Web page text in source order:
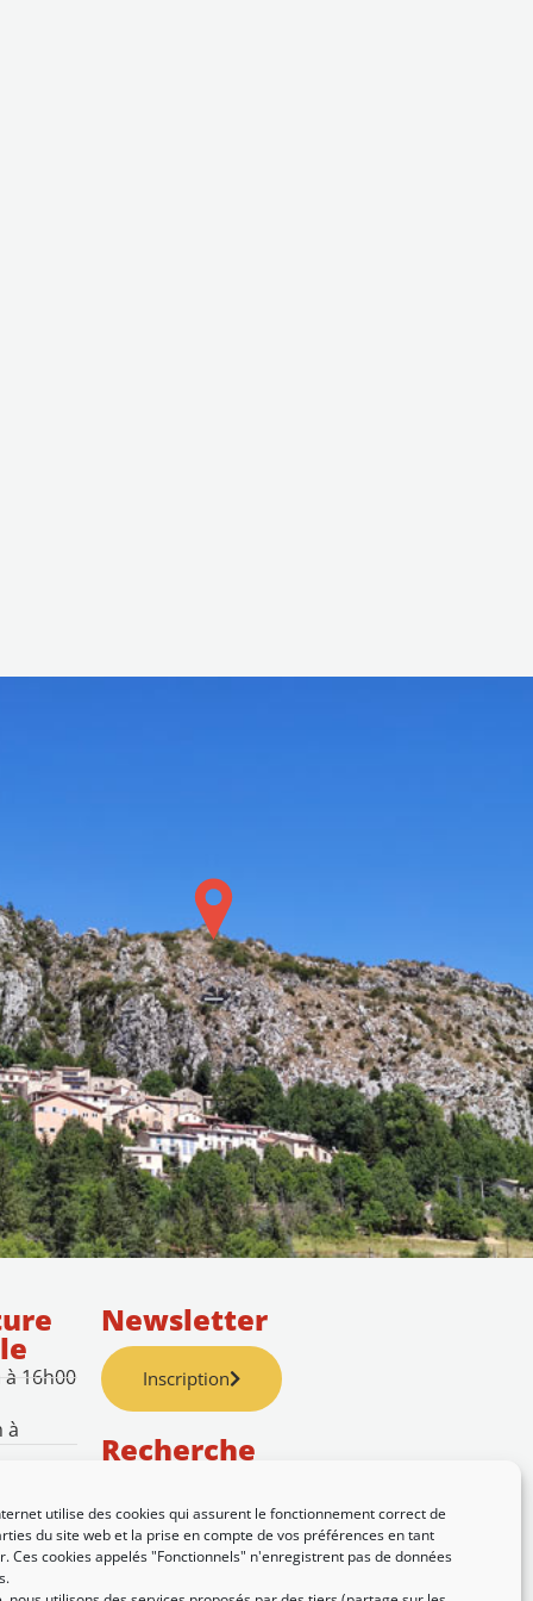
utilise des cookies qui assurent le fonctionnement correct de
du site web et la prise en compte de vos préférences en tant
Ces cookies appelés "Fonctionnels" n'enregistrent pas de données
16h00
à
16h00
Newsletter
Inscription
Recherche